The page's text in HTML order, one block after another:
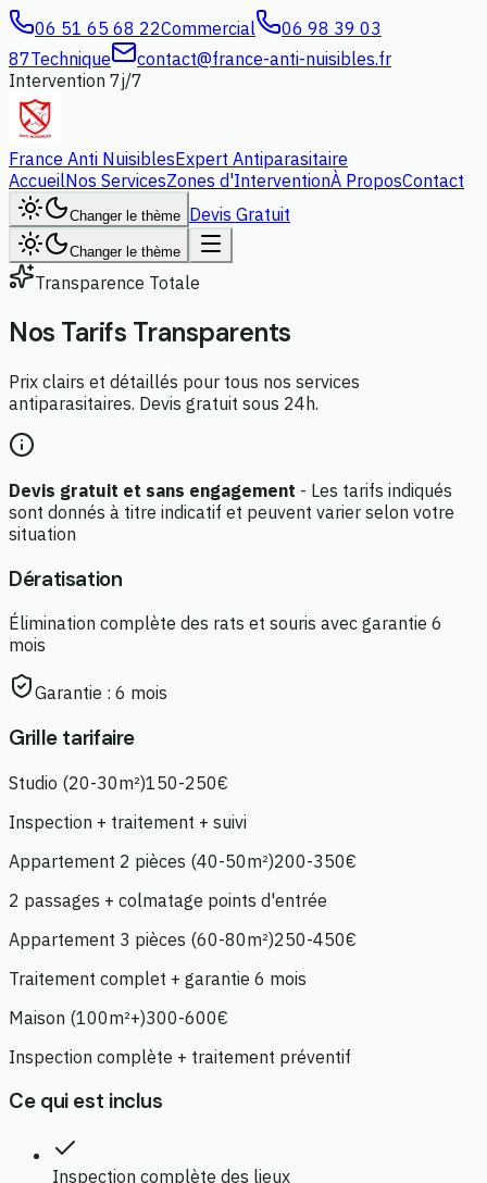
06 51 65 68 22Commercial
06 98 39 03
87Technique
contact@france-anti-nuisibles.fr
Intervention 7j/7
France Anti NuisiblesExpert Antiparasitaire
AccueilNos ServicesZones d'InterventionÀ ProposContact
Changer le thème Devis Gratuit
Changer le thème
Transparence Totale
Nos Tarifs Transparents
Prix clairs et détaillés pour tous nos services
antiparasitaires. Devis gratuit sous 24h.
Devis gratuit et sans engagement - Les tarifs indiqués
sont donnés à titre indicatif et peuvent varier selon votre
situation
Dératisation
Élimination complète des rats et souris avec garantie 6
mois
Garantie : 6 mois
Grille tarifaire
Studio (20-30m²)150-250€
Inspection + traitement + suivi
Appartement 2 pièces (40-50m²)200-350€
2 passages + colmatage points d'entrée
Appartement 3 pièces (60-80m²)250-450€
Traitement complet + garantie 6 mois
Maison (100m²+)300-600€
Inspection complète + traitement préventif
Ce qui est inclus
Inspection complète des lieux